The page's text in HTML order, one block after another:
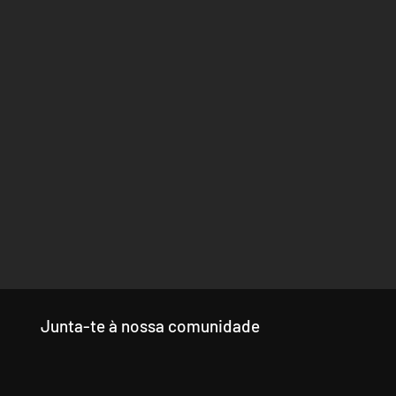
Junta-te à nossa comunidade